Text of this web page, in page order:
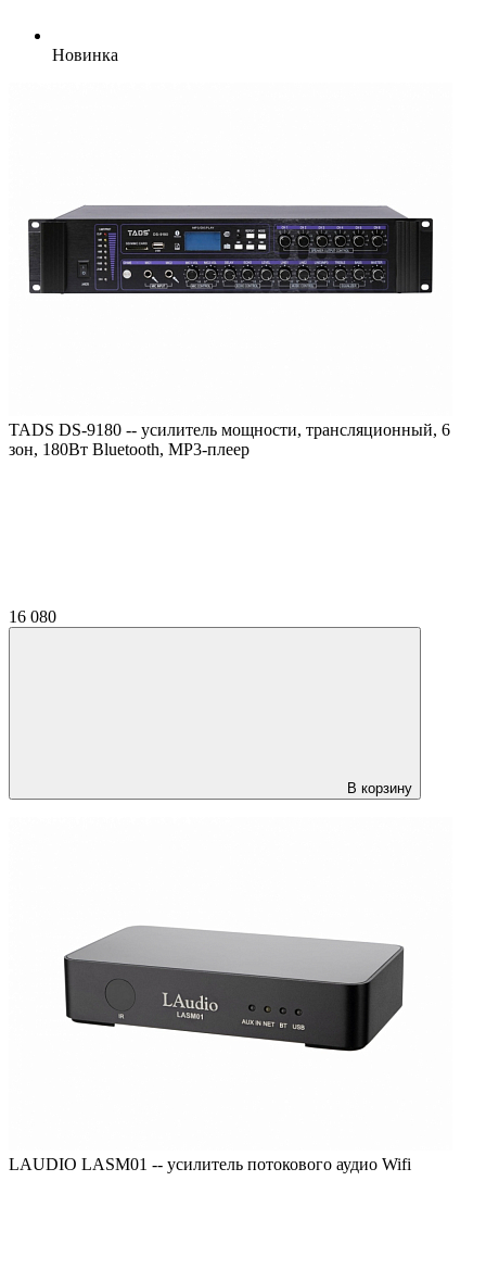
Новинка
TADS DS-9180 -- усилитель мощности, трансляционный, 6
зон, 180Вт Bluetooth, MP3-плеер
16 080
В корзину
LAUDIO LASM01 -- усилитель потокового аудио Wifi